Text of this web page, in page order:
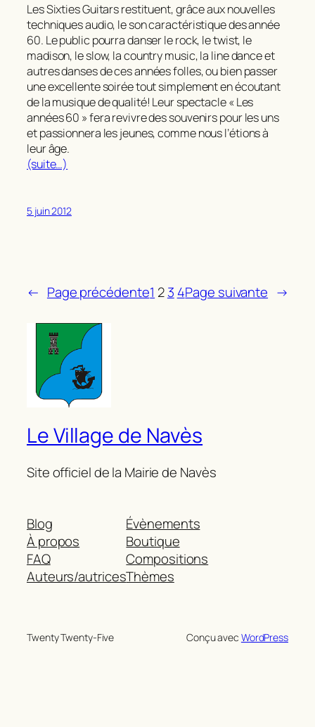
Les Sixties Guitars restituent, grâce aux nouvelles
techniques audio, le son caractéristique des année
60. Le public pourra danser le rock, le twist, le
madison, le slow, la country music, la line dance et
autres danses de ces années folles, ou bien passer
une excellente soirée tout simplement en écoutant
de la musique de qualité! Leur spectacle « Les
années 60 » fera revivre des souvenirs pour les uns
et passionnera les jeunes, comme nous l’étions à
leur âge.
(suite…)
5 juin 2012
← Page précédente1 23 4Page suivante →
Le Village de Navès
Site officiel de la Mairie de Navès
Blog
À propos
FAQ
Auteurs/autrices
Évènements
Boutique
Compositions
Thèmes
Twenty Twenty-Five Conçu avec WordPress